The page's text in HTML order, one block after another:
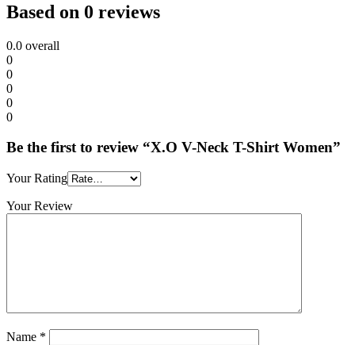
Based on 0 reviews
0.0 overall
0
0
0
0
0
Be the first to review “X.O V-Neck T-Shirt Women”
Your Rating
Your Review
Name *